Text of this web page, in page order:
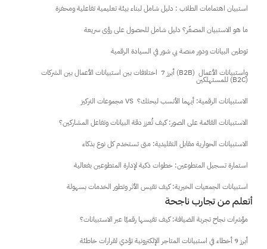
استبيان اهتمامات الطلاب : دليل شامل لبناء بيئة تعليمية تفاعلية ومحفزة
ما هو الاستبيان المصغّر؟ دليل شامل للحصول على رؤى سريعة
توطين البيانات ودور منصة بي شور في السيادة الرقمية
أبرز 7  اختلافات بين استبيانات الأعمال بين الشركات (B2B) واستبيانات الأعمال
للمستهلكين (B2C)
مجموعات التركيز VS  الاستبيانات الرقمية: أيهما الأنسب لبحثك؟
الاستبيانات القائمة على الصور: كيف تُعزز دقة البيانات وتفاعل المشاركين؟
الاستبيانات الحوارية مقابل التقليدية: متى تستخدم كل نوع بذكاء
استمارة تسجيل المتطوعين: خطوات ذكية لإدارة المتطوعين بفعالية
استبيانات الجمعيات الخيرية: كيف تقيس الأثر وتطور الخدمات بسهولة
مؤشرات نجاح تجربة الضيافة: كيف تقيسها رقميًا عبر الاستبيانات؟
أبرز 9 أخطاء في استبيانات المتاجر الإلكترونية تؤدي لقرارات خاطئة